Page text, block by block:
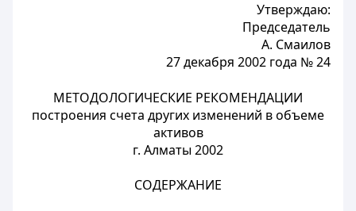
Утверждаю:
Председатель
А. Смаилов
27 декабря 2002 года № 24
МЕТОДОЛОГИЧЕСКИЕ РЕКОМЕНДАЦИИ
построения счета других изменений в объеме
активов
г. Алматы 2002
СОДЕРЖАНИЕ